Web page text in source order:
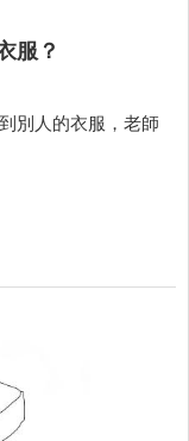
服？
別人的衣服，老師